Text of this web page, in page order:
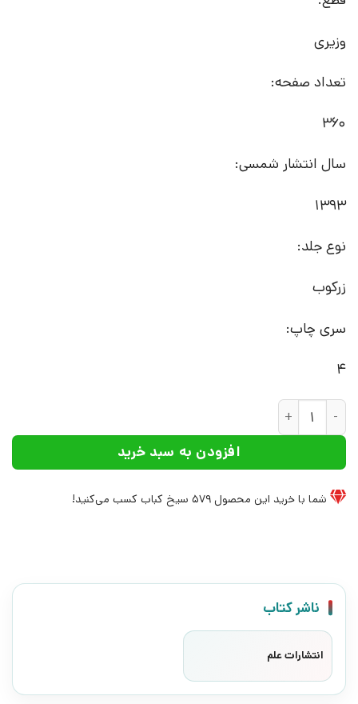
وزیری
تعداد صفحه:
360
سال انتشار شمسی:
1393
نوع جلد:
زرکوب
سری چاپ:
4
کتاب روایتی داستانی از تاریخ خلفا و مقتل امام حسین (ع) |
افزودن به سبد خرید
شما با خرید این محصول 579 سیخ کباب کسب می‌کنید!
ناشر کتاب
انتشارات علم